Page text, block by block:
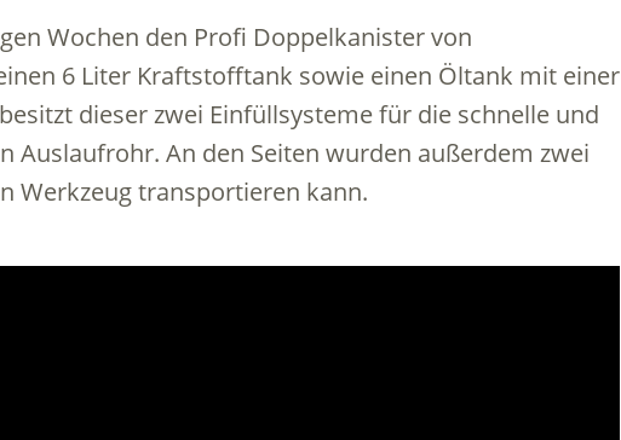
Wochen den Profi Doppelkanister von
6 Liter Kraftstofftank sowie einen Öltank mit einer
dieser zwei Einfüllsysteme für die schnelle und
Auslaufrohr. An den Seiten wurden außerdem zwei
Werkzeug transportieren kann.